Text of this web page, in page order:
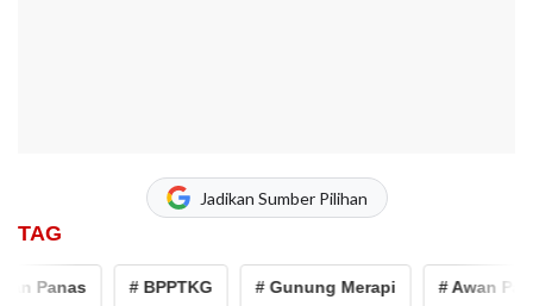
Jadikan Sumber Pilihan
TAG
Panas # BPPTKG # Gunung Merapi # Awan